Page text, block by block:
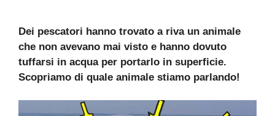
Dei pescatori hanno trovato a riva un animale
che non avevano mai visto e hanno dovuto
tuffarsi in acqua per portarlo in superficie.
Scopriamo di quale animale stiamo parlando!